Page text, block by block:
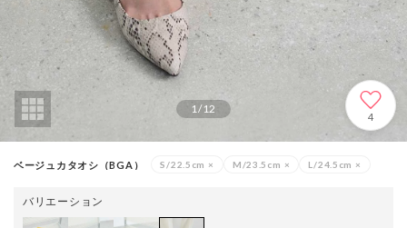
1/12
4
ベージュカタオシ（BGA） S/22.5cm × M/23.5cm × L/24.5cm ×
バリエーション